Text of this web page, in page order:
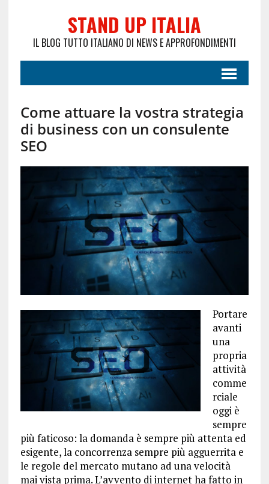
STAND UP ITALIA
IL BLOG TUTTO ITALIANO DI NEWS E APPROFONDIMENTI
Come attuare la vostra strategia
di business con un consulente
SEO
Portare
avanti
una
propria
attività
comme
rciale
oggi è
sempre
più faticoso: la domanda è sempre più attenta ed
esigente, la concorrenza sempre più agguerrita e
le regole del mercato mutano ad una velocità
mai vista prima. L’avvento di internet ha fatto in